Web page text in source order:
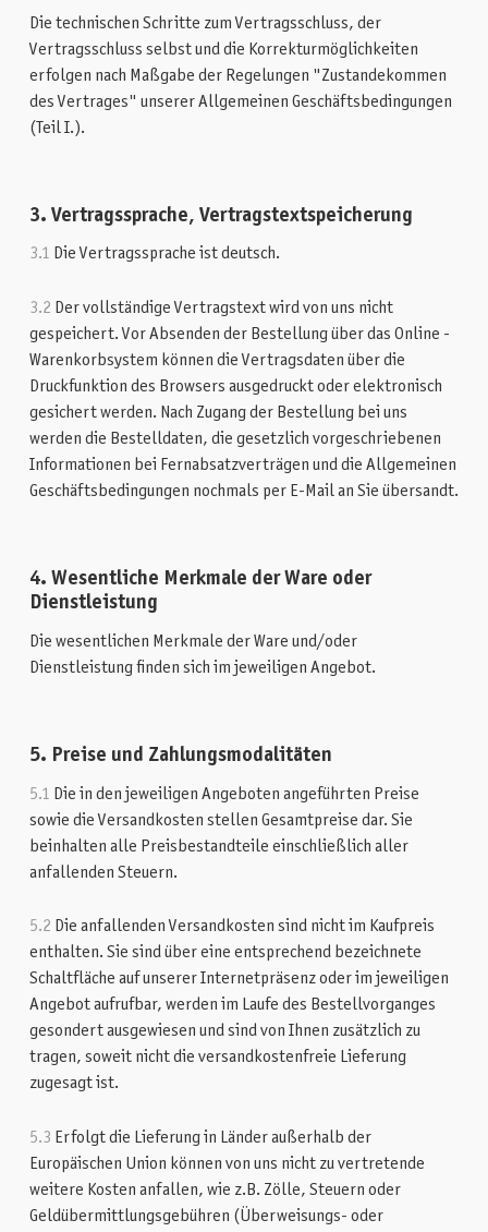
Die technischen Schritte zum Vertragsschluss, der
Vertragsschluss selbst und die Korrekturmöglichkeiten
erfolgen nach Maßgabe der Regelungen "Zustandekommen
des Vertrages" unserer Allgemeinen Geschäftsbedingungen
(Teil I.).
3. Vertragssprache, Vertragstextspeicherung
3.1 Die Vertragssprache ist deutsch.
3.2 Der vollständige Vertragstext wird von uns nicht
gespeichert. Vor Absenden der Bestellung über das Online -
Warenkorbsystem können die Vertragsdaten über die
Druckfunktion des Browsers ausgedruckt oder elektronisch
gesichert werden. Nach Zugang der Bestellung bei uns
werden die Bestelldaten, die gesetzlich vorgeschriebenen
Informationen bei Fernabsatzverträgen und die Allgemeinen
Geschäftsbedingungen nochmals per E-Mail an Sie übersandt.
4. Wesentliche Merkmale der Ware oder
Dienstleistung
Die wesentlichen Merkmale der Ware und/oder
Dienstleistung finden sich im jeweiligen Angebot.
5. Preise und Zahlungsmodalitäten
5.1 Die in den jeweiligen Angeboten angeführten Preise
sowie die Versandkosten stellen Gesamtpreise dar. Sie
beinhalten alle Preisbestandteile einschließlich aller
anfallenden Steuern.
5.2 Die anfallenden Versandkosten sind nicht im Kaufpreis
enthalten. Sie sind über eine entsprechend bezeichnete
Schaltfläche auf unserer Internetpräsenz oder im jeweiligen
Angebot aufrufbar, werden im Laufe des Bestellvorganges
gesondert ausgewiesen und sind von Ihnen zusätzlich zu
tragen, soweit nicht die versandkostenfreie Lieferung
zugesagt ist.
5.3 Erfolgt die Lieferung in Länder außerhalb der
Europäischen Union können von uns nicht zu vertretende
weitere Kosten anfallen, wie z.B. Zölle, Steuern oder
Geldübermittlungsgebühren (Überweisungs- oder